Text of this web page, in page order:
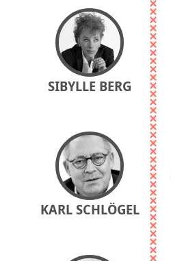
SIBYLLE BERG
KARL SCHLÖGEL